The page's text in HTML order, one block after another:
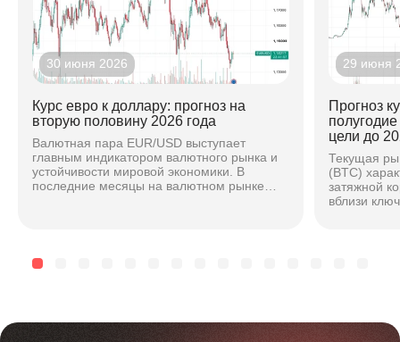
30 июня 2026
Курс евро к доллару: прогноз на
вторую половину 2026 года
Валютная пара EUR/USD выступает
главным индикатором валютного рынка и
устойчивости мировой экономики. В
последние месяцы на валютном рынке
29 июня
Прогноз
цели до
Текущая
(BTC)
затяжной
вблизи